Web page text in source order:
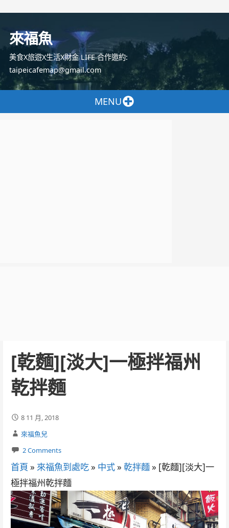
容
來福魚
美食X旅遊X生活X財金 LIFE 合作邀約:
taipeicafemap@gmail.com
MENU
[乾麵][淡大]一極拌福州
乾拌麵
8 11 月, 2018
來福魚兒
2 Comments
首頁 » 來福魚到處吃» 中式» 乾拌麵» [乾麵][淡大]一
極拌福州乾拌麵